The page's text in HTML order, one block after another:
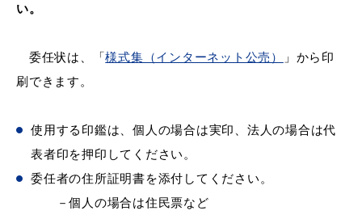
窓口案内
募集情報
い。
委任状は、「様式集（インターネット公売）
」から印
刷できます。
使用する印鑑は、個人の場合は実印、法人の場合は代
表者印を押印してください。
委任者の住所証明書を添付してください。
－個人の場合は住民票など